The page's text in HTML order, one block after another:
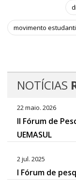
movimento
NOTÍCIAS
22 maio. 2026
II Fórum de
UEMASUL
2 jul. 2025
I Fórum de